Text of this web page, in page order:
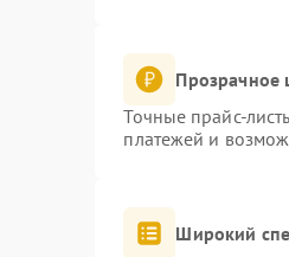
Прозрачное
Точные прайс-
платежей и
Широкий